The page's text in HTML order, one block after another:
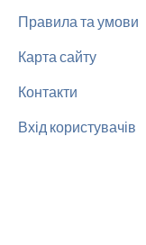
Правила та умови
Карта сайту
Контакти
Вхід користувачів